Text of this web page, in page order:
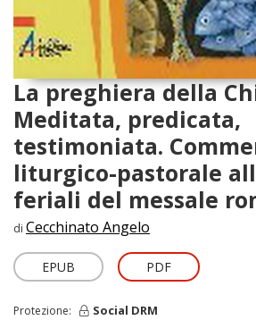
La preghiera della
Meditata, predicata,
testimoniata.
liturgico-pastorale
feriali del messale
di Cecchinato Angelo
EPUB PDF
Protezione: Social DRM